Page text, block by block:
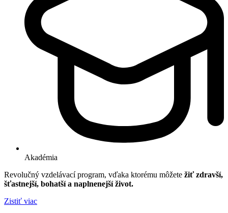
Akadémia
Revolučný vzdelávací program, vďaka ktorému môžete žiť zdravší,
šťastnejší, bohatší a naplnenejší život.
Zistiť viac